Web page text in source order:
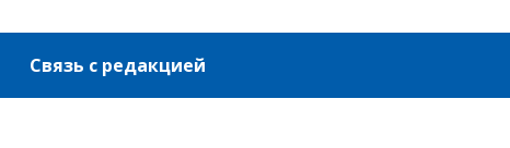
Связь с редакцией